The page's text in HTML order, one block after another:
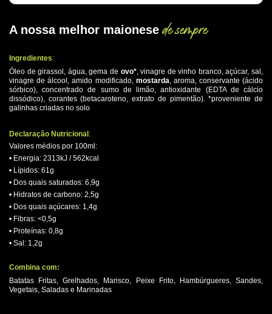
A nossa melhor maionesede sempre
Ingredientes:
Óleo de girassol, água, gema de ovo*, vinagre de vinho branco, açúcar, sal,
vinagre de álcool, amido modificado, mostarda, aroma, conservante (ácido
sórbico), concentrado de sumo de limão, antioxidante (EDTA de cálcio
dissódico), corantes (betacaroteno, extrato de pimentão). *proveniente de
galinhas criadas no solo
Declaração Nutricional :
Valores médios por 100ml:
• Energia: 2313kJ / 562kcal
• Lípidos: 61g
• Dos quais saturados: 6,9g
• Hidratos de carbono: 2,5g
• Dos quais açúcares: 1,4g
• Fibras: <0,5g
• Proteínas: 0,8g
• Sal: 1,2g
Combina com:
Batatas Fritas, Grelhados, Marisco, Peixe Frito, Hambúrgueres, Sandes,
Vegetais, Saladas e Marinadas